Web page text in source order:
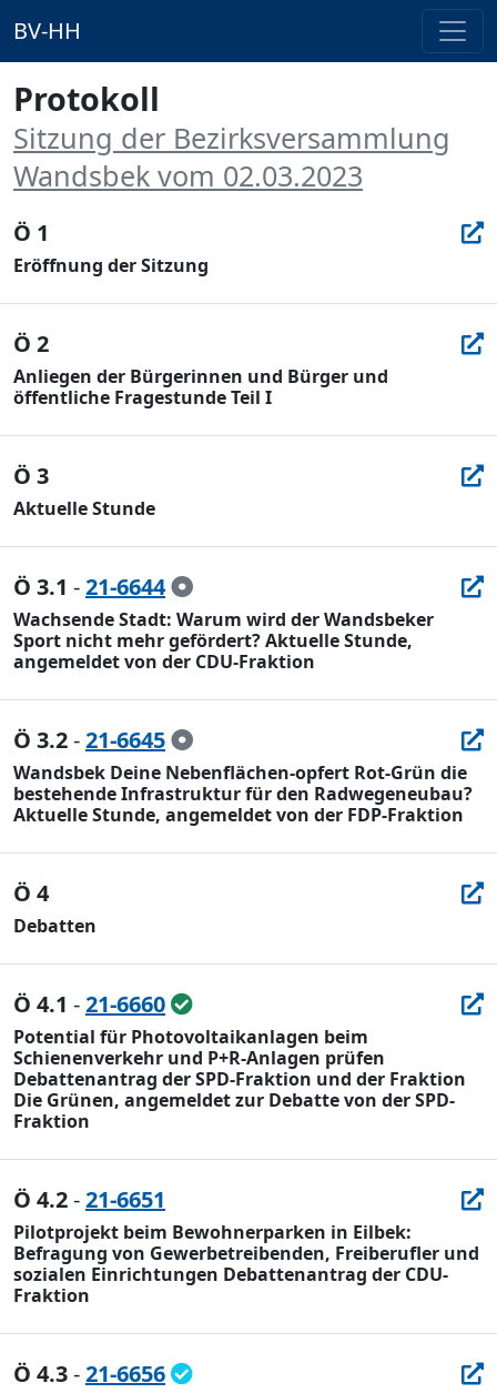
BV-HH
Protokoll
Sitzung der Bezirksversammlung
Wandsbek vom 02.03.2023
Ö 1
Eröffnung der Sitzung
Ö 2
Anliegen der Bürgerinnen und Bürger und
öffentliche Fragestunde Teil I
Ö 3
Aktuelle Stunde
Ö 3.1 -21-6644
Wachsende Stadt: Warum wird der Wandsbeker
Sport nicht mehr gefördert? Aktuelle Stunde,
angemeldet von der CDU-Fraktion
Ö 3.2-21-6645
Wandsbek Deine Nebenflächen-opfert Rot-Grün die
bestehende Infrastruktur für den Radwegeneubau?
Aktuelle Stunde, angemeldet von der FDP-Fraktion
Ö 4
Debatten
Ö 4.1 -21-6660
Potential für Photovoltaikanlagen beim
Schienenverkehr und P+R-Anlagen prüfen
Debattenantrag der SPD-Fraktion und der Fraktion
Die Grünen, angemeldet zur Debatte von der SPD-
Fraktion
Ö 4.2-21-6651
Pilotprojekt beim Bewohnerparken in Eilbek:
Befragung von Gewerbetreibenden, Freiberufler und
sozialen Einrichtungen Debattenantrag der CDU-
Fraktion
Ö 4.3-21-6656